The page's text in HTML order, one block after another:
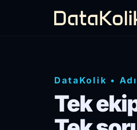
DataKolik •
Tek